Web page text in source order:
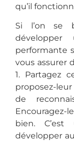
qu’il
Si l’on se
performante
vous assurer
1. Partagez
proposez-
de
Encouragez-
bien.
développer